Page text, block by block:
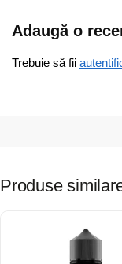
Adaugă o
Trebuie să fii
Produse